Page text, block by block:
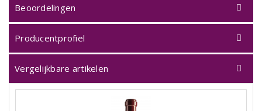
Beoordelingen
Producentprofiel
Vergelijkbare artikelen